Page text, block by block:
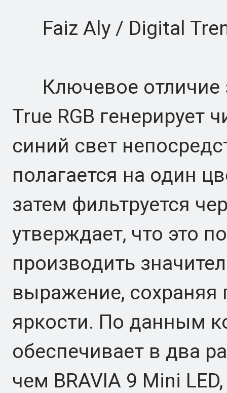
Faiz Aly / Digital
Ключевое отличие
True RGB генерирует
синий свет
полагается на один
затем фильтруется
утверждает, что это
производить
выражение, сохраняя
яркости. По данным
обеспечивает в два
чем BRAVIA 9 Mini